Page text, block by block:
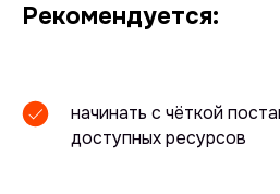
Рекомендуется:
начинать с чёткой
доступных ресурсов